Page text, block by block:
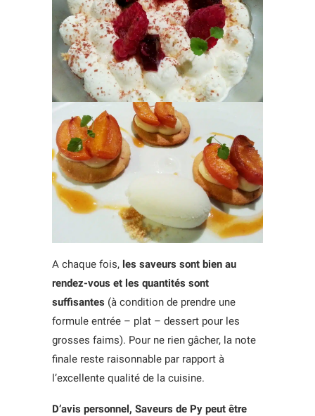
A chaque fois, les saveurs sont bien au
rendez-vous et les quantités sont
suffisantes (à condition de prendre une
formule entrée – plat – dessert pour les
grosses faims). Pour ne rien gâcher, la note
finale reste raisonnable par rapport à
l’excellente qualité de la cuisine.
D’avis personnel, Saveurs de Py peut être